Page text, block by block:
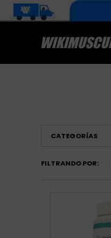
CATEGORÍAS
FILTRANDO POR: